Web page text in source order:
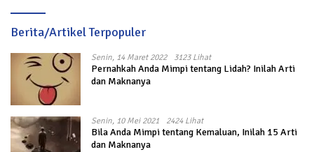
Berita/Artikel Terpopuler
Senin, 14 Maret 2022 3123 Lihat
Pernahkah Anda Mimpi tentang Lidah? Inilah Arti
dan Maknanya
Senin, 10 Mei 2021 2424 Lihat
Bila Anda Mimpi tentang Kemaluan, Inilah 15 Arti
dan Maknanya